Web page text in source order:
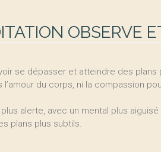
OBSERVE
se dépasser et atteindre des plans
du corps, ni la compassion
alerte, avec un mental plus
plans plus subtils.